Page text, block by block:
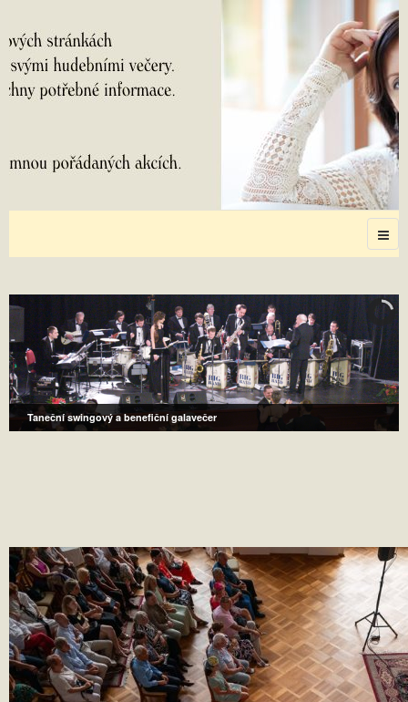
Taneční swingový a benefiční galavečer